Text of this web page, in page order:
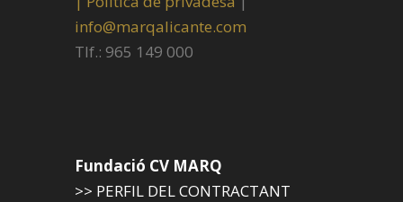
info@marqalicante.com
Tlf.: 965 149 000
Fundació CV MARQ
>> PERFIL DEL CONTRACTANT